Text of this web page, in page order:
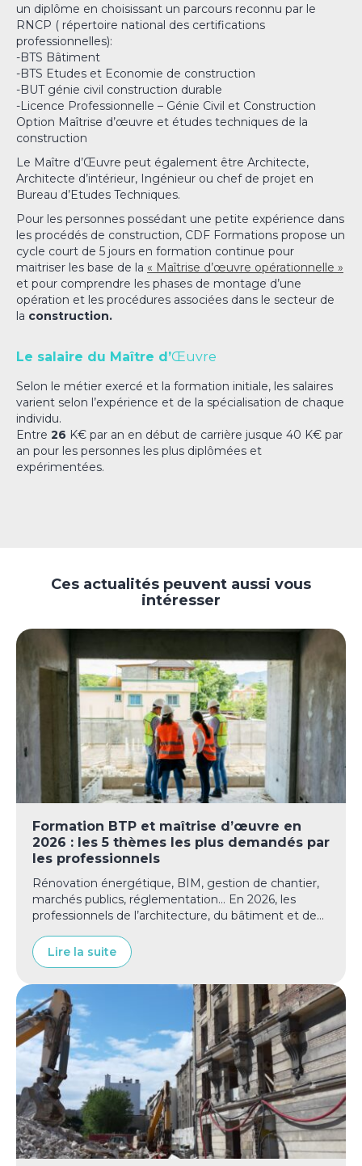
un diplôme en choisissant un parcours reconnu par le
RNCP ( répertoire national des certifications
professionnelles):
-BTS Bâtiment
-BTS Etudes et Economie de construction
-BUT génie civil construction durable
-Licence Professionnelle – Génie Civil et Construction
Option Maîtrise d’œuvre et études techniques de la
construction
Le Maître d’Œuvre peut également être Architecte,
Architecte d’intérieur, Ingénieur ou chef de projet en
Bureau d’Etudes Techniques.
Pour les personnes possédant une petite expérience dans
les procédés de construction, CDF Formations propose un
cycle court de 5 jours en formation continue pour
maitriser les base de la « Maîtrise d’œuvre opérationnelle »
et pour comprendre les phases de montage d’une
opération et les procédures associées dans le secteur de
la construction.
Le salaire du Maître d’Œuvre
Selon le métier exercé et la formation initiale, les salaires
varient selon l’expérience et de la spécialisation de chaque
individu.
Entre 26 K€ par an en début de carrière jusque 40 K€ par
an pour les personnes les plus diplômées et
expérimentées.
Ces actualités peuvent aussi vous
intéresser
Formation BTP et maîtrise d’œuvre en
2026 : les 5 thèmes les plus demandés par
les professionnels
Rénovation énergétique, BIM, gestion de chantier,
marchés publics, réglementation… En 2026, les
professionnels de l’architecture, du bâtiment et de...
Lire la suite